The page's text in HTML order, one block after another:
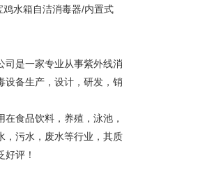
水箱自洁消毒器/内置式
司是一家专业从事紫外线消
设备生产，设计，研发，销
食品饮料，养殖，泳池，
，污水，废水等行业，其质
评！